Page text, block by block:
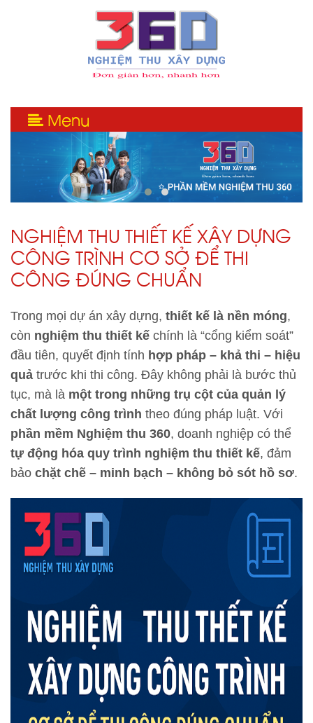
Menu
NGHIỆM THU THIẾT KẾ XÂY DỰNG
CÔNG TRÌNH CƠ SỞ ĐỂ THI
CÔNG ĐÚNG CHUẨN
Trong mọi dự án xây dựng, thiết kế là nền móng,
còn nghiệm thu thiết kế chính là “cổng kiểm soát”
đầu tiên, quyết định tính hợp pháp – khả thi – hiệu
quả trước khi thi công. Đây không phải là bước thủ
tục, mà là một trong những trụ cột của quản lý
chất lượng công trình theo đúng pháp luật. Với
phần mềm Nghiệm thu 360, doanh nghiệp có thể
tự động hóa quy trình nghiệm thu thiết kế, đảm
bảo chặt chẽ – minh bạch – không bỏ sót hồ sơ.